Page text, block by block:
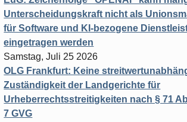
Unterscheidungskraft nicht als
für Software und KI-bezogene
eingetragen werden
Samstag, Juli 25 2026
OLG Frankfurt: Keine
Zuständigkeit der Landgerichte für
Urheberrechtsstreitigkeiten nach § 71
7 GVG